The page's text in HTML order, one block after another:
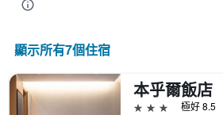
顯示所有7​個住宿
本乎爾飯店
3星級
極好 8.5